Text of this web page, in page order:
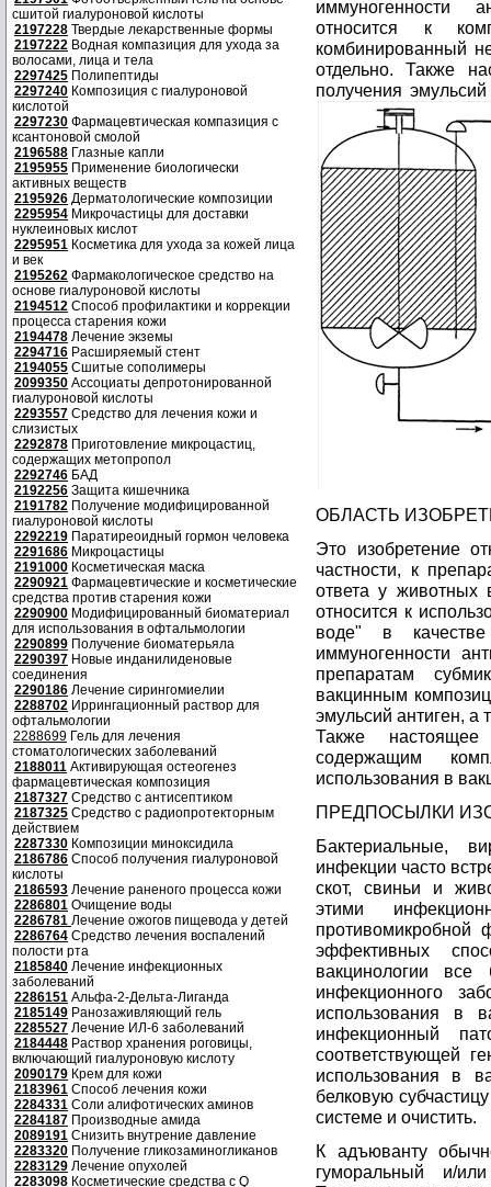
сшитой гиалуроновой кислоты
2197228 Твердые лекарственные формы
2197222 Водная компазиция для ухода за
волосами, лица и тела
2297425 Полипептиды
2297240 Композиция с гиалуроновой
кислотой
2297230 Фармацевтическая компазиция с
ксантоновой смолой
2196588 Глазные капли
2195955 Применение биологически
активных веществ
2195926 Дерматологические композиции
2295954 Микрочастицы для доставки
нуклеиновых кислот
2295951 Косметика для ухода за кожей лица
и век
2195262 Фармакологическое средство на
основе гиалуроновой кислоты
2194512 Способ профилактики и коррекции
процесса старения кожи
2194478 Лечение экземы
2294716 Расширяемый стент
2194055 Сшитые сополимеры
2099350 Ассоциаты депротонированной
гиалуроновой кислоты
2293557 Средство для лечения кожи и
слизистых
2292878 Приготовление микроцастиц,
содержащих метопропол
2292746 БАД
2192256 Защита кишечника
2191782 Получение модифицированной
гиалуроновой кислоты
2292219 Паратиреоидный гормон человека
2291686 Микроцастицы
2191000 Косметическая маска
2290921 Фармацевтические и косметические
средства против старения кожи
2290900 Модифицированный биоматериал
для использования в офтальмологии
2290899 Получение биоматерьяла
2290397 Новые инданилиденовые
соединения
2290186 Лечение сирингомиелии
2288702 Иррингационный раствор для
офтальмологии
2288699 Гель для лечения
стоматологических заболеваний
2188011 Активирующая остеогенез
фармацевтическая композиция
2187327 Средство с антисептиком
2187325 Средство с радиопротекторным
действием
2287330 Композиции миноксидила
2186786 Способ получения гиалуроновой
кислоты
2186593 Лечение раненого процесса кожи
2286801 Очищение воды
2286781 Лечение ожогов пищевода у детей
2286764 Средство лечения воспалений
полости рта
2185840 Лечение инфекционных
заболеваний
2286151 Альфа-2-Дельта-Лиганда
2185149 Ранозаживляющий гель
2285527 Лечение ИЛ-6 заболеваний
2184448 Раствор хранения роговицы,
включающий гиалуроновую кислоту
2090179 Крем для кожи
2183961 Способ лечения кожи
2284331 Соли алифотических аминов
2284187 Производные амида
2089191 Снизить внутрение давление
2283320 Получение гликозаминогликанов
2283129 Лечение опухолей
2283098 Косметические средства с Q
иммуногенности
относится к
комбинированный
отдельно. Также
получения
ОБЛАСТЬ
Это изобретение
частности, к
ответа у животных
относится к
воде" в
иммуногенности
препаратам
вакцинным
эмульсий антиген, а
Также настоящее
содержащим
использования в
ПРЕДПОСЫЛКИ
Бактериальные,
инфекции часто
скот, свиньи и
этими
противомикробной
эффективных
вакцинологии
инфекционного
использования в
инфекционный
соответствующей
использования в
белковую
системе и очистить.
К адъюванту
гуморальный и/